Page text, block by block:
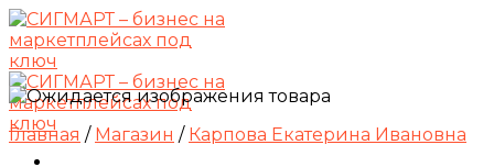
Skip
to
content
Главная / Магазин / Карпова Екатерина Ивановна